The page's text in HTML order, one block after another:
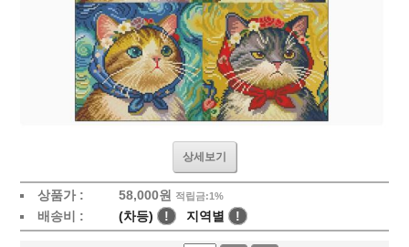
상세보기
상품가 : 58,000원 적립금:1%
배송비 : (차등) ! 지역별 !